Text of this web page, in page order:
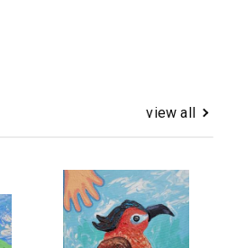
view all